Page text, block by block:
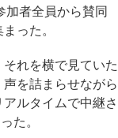
加者全員から賛同
った。
れを横で見ていた
を詰まらせながら
ルタイムで中継さ
た。